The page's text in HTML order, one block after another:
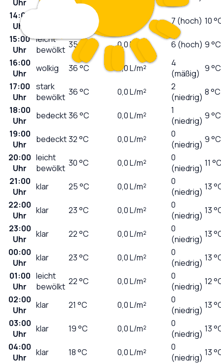
Uhr
14:00
Uhr
7 (hoch) 10
15:00
Uhr
leicht
bewölkt 35°C 0,0L/m² 6 (hoch) 9 °C
16:00
Uhr
wolkig 36°C 0,0L/m²
4
(mäßig) 9 °C
17:00
Uhr
stark
bewölkt 36°C 0,0L/m²
2
(niedrig) 8 °C
18:00
Uhr
bedeckt36°C 0,0L/m²
1
(niedrig) 9 °C
19:00
Uhr
bedeckt32°C 0,0L/m²
0
(niedrig) 9 °C
20:00
Uhr
leicht
bewölkt 30°C 0,0L/m²
0
(niedrig) 11
21:00
Uhr
klar 25°C 0,0L/m²
0
(niedrig) 13
22:00
Uhr
klar 23°C 0,0L/m²
0
(niedrig) 13
23:00
Uhr
klar 22°C 0,0L/m²
0
(niedrig) 13
00:00
Uhr
klar 23°C 0,0L/m²
0
(niedrig) 13
01:00
Uhr
leicht
bewölkt 22°C 0,0L/m²
0
(niedrig) 12
02:00
Uhr
klar 21 °C 0,0L/m²
0
(niedrig) 13
03:00
Uhr
klar 19°C 0,0L/m²
0
(niedrig) 13
04:00
Uhr
klar 18°C 0,0L/m²
0
(niedrig) 13